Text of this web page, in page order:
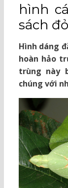
hình
sách
Hình dáng
hoàn hảo
trùng này
chúng với